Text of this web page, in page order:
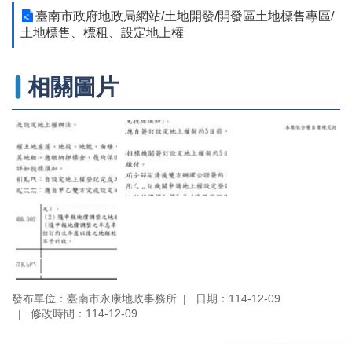
查
詢
意
交
流
下
專
區
主
題
臺南市政府地政局網站/土地開發/開發區土地標售專區/
土地標售、標租、設定地上權
相關圖片
發布單位：臺南市永康地政事務所
日期：114-12-09
修改時間：114-12-09